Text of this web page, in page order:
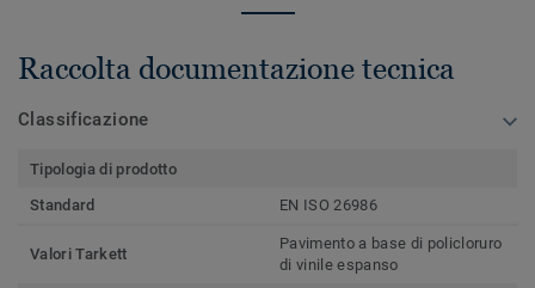
Raccolta documentazione tecnica
Classificazione
Tipologia di prodotto
Standard
EN ISO 26986
Valori Tarkett
Pavimento a base di policloruro
di vinile espanso